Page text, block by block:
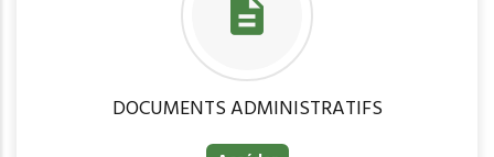
DOCUMENTS ADMINISTRATIFS